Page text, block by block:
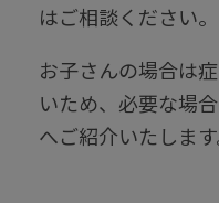
はご相談ください。
お子さんの場合は
いため、必要な場
へご紹介いたします